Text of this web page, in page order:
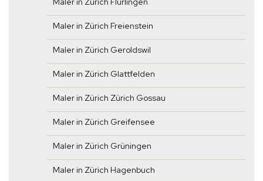
Maler in Zürich Freienstein
Maler in Zürich Geroldswil
Maler in Zürich Glattfelden
Maler in Zürich Zürich Gossau
Maler in Zürich Greifensee
Maler in Zürich Grüningen
Maler in Zürich Hagenbuch